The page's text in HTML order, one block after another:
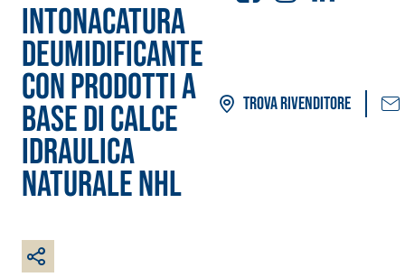
Intonacatura
deumidificante
con prodotti a
base di calce
idraulica
naturale NHL
Trova rivenditore
Sistema POSA PAVIMENTI E
RIVESTIMENTI
AQUAZI
P ® –
IMPERMEABILIZZANTI